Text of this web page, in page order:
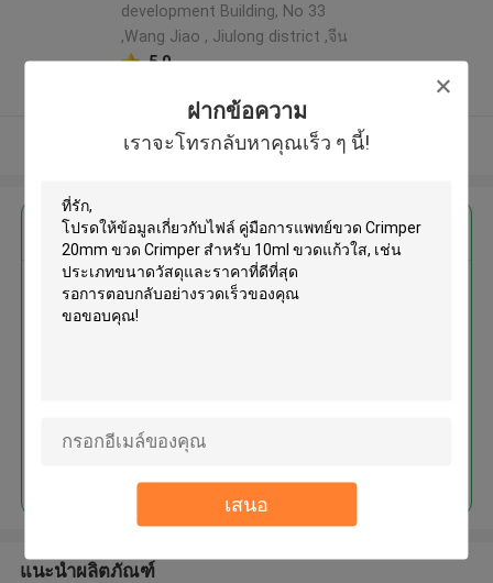
ฝากข้อความ
เราจะโทรกลับหาคุณเร็ว ๆ นี้!
เสนอ
development Building, No 33
,Wang Jiao , Jiulong district ,จีน
5.0
ดูเพิ่มเติม
এর সেরা মূল্য পান
คู่มือการแพทย์ขวด Crimper 20mm
แนะนำผลิตภัณฑ์